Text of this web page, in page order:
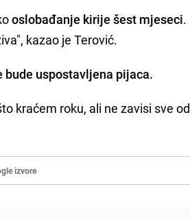
oslobađanje kirije šest mjeseci.
kazao je Terović.
bude uspostavljena pijaca.
kraćem roku, ali ne zavisi sve od
izvore